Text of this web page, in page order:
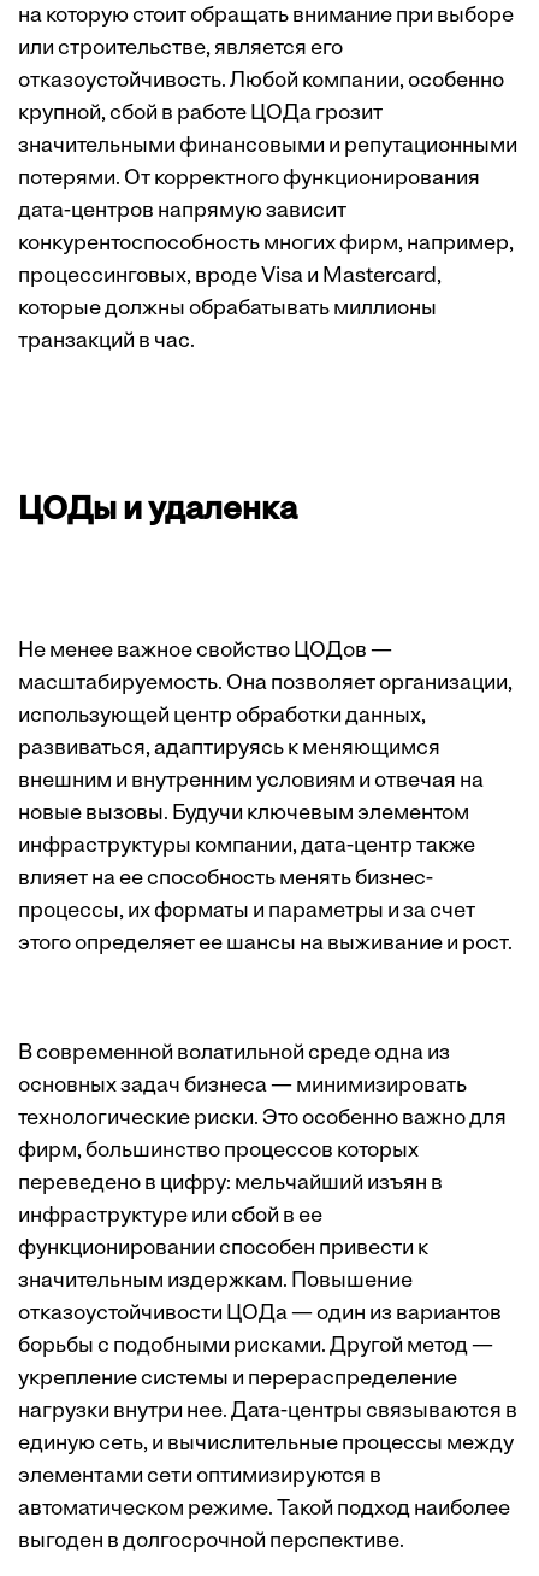
на которую стоит обращать внимание при выборе
или строительстве, является его
отказоустойчивость. Любой компании, особенно
крупной, сбой в работе ЦОДа грозит
значительными финансовыми и репутационными
потерями. От корректного функционирования
дата-центров напрямую зависит
конкурентоспособность многих фирм, например,
процессинговых, вроде Visa и Mastercard,
которые должны обрабатывать миллионы
транзакций в час.
ЦОДы и удаленка
Не менее важное свойство ЦОДов —
масштабируемость. Она позволяет организации,
использующей центр обработки данных,
развиваться, адаптируясь к меняющимся
внешним и внутренним условиям и отвечая на
новые вызовы. Будучи ключевым элементом
инфраструктуры компании, дата-центр также
влияет на ее способность менять бизнес-
процессы, их форматы и параметры и за счет
этого определяет ее шансы на выживание и рост.
В современной волатильной среде одна из
основных задач бизнеса — минимизировать
технологические риски. Это особенно важно для
фирм, большинство процессов которых
переведено в цифру: мельчайший изъян в
инфраструктуре или сбой в ее
функционировании способен привести к
значительным издержкам. Повышение
отказоустойчивости ЦОДа — один из вариантов
борьбы с подобными рисками. Другой метод —
укрепление системы и перераспределение
нагрузки внутри нее. Дата-центры связываются в
единую сеть, и вычислительные процессы между
элементами сети оптимизируются в
автоматическом режиме. Такой подход наиболее
выгоден в долгосрочной перспективе.